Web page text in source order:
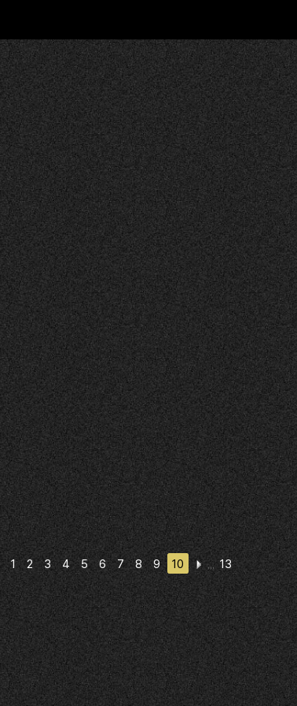
1 2 3 4 5 6 7 8 9 10 ,,, 13